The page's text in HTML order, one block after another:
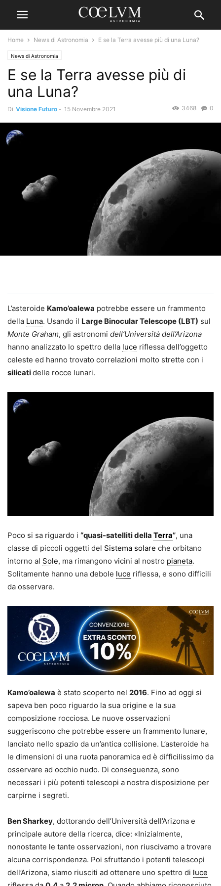
Home News di Astronomia E se la Terra avesse più di una Luna?
News di Astronomia
E se la Terra avesse più di
una Luna?
Di Visione Futuro - 15 Novembre 2021 0
3468
L’asteroide Kamo’oalewa potrebbe essere un frammento
della Luna. Usando il Large Binocular Telescope (LBT) sul
Monte Graham, gli astronomi dell’Università dell’Arizona
hanno analizzato lo spettro della luce riflessa dell’oggetto
celeste ed hanno trovato correlazioni molto strette con i
silicatidelle rocce lunari.
Poco si sa riguardo i “quasi-satelliti della Terra”, una
classe di piccoli oggetti del Sistema solare che orbitano
intorno al Sole, ma rimangono vicini al nostro pianeta.
Solitamente hanno una debole luce riflessa, e sono difficili
da osservare.
Kamo’oalewa è stato scoperto nel 2016. Fino ad oggi si
sapeva ben poco riguardo la sua origine e la sua
composizione rocciosa. Le nuove osservazioni
suggeriscono che potrebbe essere un frammento lunare,
lanciato nello spazio da un’antica collisione. L’asteroide ha
le dimensioni di una ruota panoramica ed è difficilissimo da
osservare ad occhio nudo. Di conseguenza, sono
necessari i più potenti telescopi a nostra disposizione per
carpirne i segreti.
Ben Sharkey, dottorando dell’Università dell’Arizona e
principale autore della ricerca, dice: «Inizialmente,
nonostante le tante osservazioni, non riuscivamo a trovare
alcuna corrispondenza. Poi sfruttando i potenti telescopi
dell’Arizona, siamo riusciti ad ottenere uno spettro di luce